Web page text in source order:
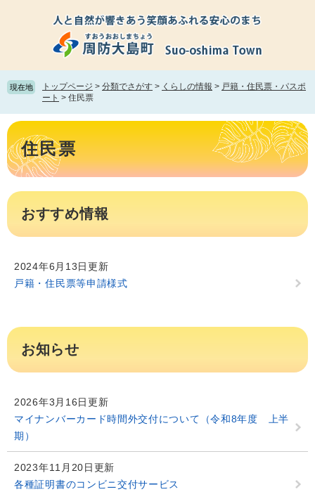
頭
で
飛
ば
て
文
へ
現在地 トップページ > 分類でさがす > くらしの情報 > 戸籍・住民票・パスポ
ート > 住民票
本
文 住民票
おすすめ情報
2024年6月13日更新
戸籍・住民票等申請様式
お知らせ
2026年3月16日更新
マイナンバーカード時間外交付について（令和8年度 上半
期）
2023年11月20日更新
各種証明書のコンビニ交付サービス